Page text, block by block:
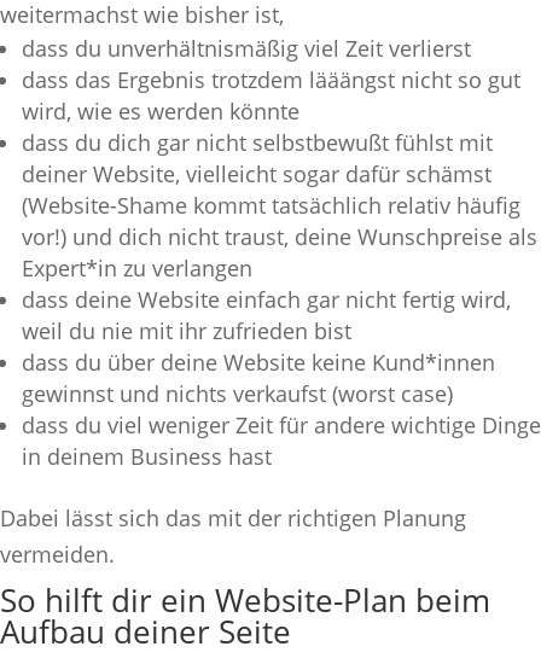
weitermachst wie bisher ist,
dass du unverhältnismäßig viel Zeit verlierst
dass das Ergebnis trotzdem lääängst nicht so gut
wird, wie es werden könnte
dass du dich gar nicht selbstbewußt fühlst mit
deiner Website, vielleicht sogar dafür schämst
(Website-Shame kommt tatsächlich relativ häufig
vor!) und dich nicht traust, deine Wunschpreise als
Expert*in zu verlangen
dass deine Website einfach gar nicht fertig wird,
weil du nie mit ihr zufrieden bist
dass du über deine Website keine Kund*innen
gewinnst und nichts verkaufst (worst case)
dass du viel weniger Zeit für andere wichtige Dinge
in deinem Business hast
Dabei lässt sich das mit der richtigen Planung
vermeiden.
So hilft dir ein Website-Plan beim
Aufbau deiner Seite